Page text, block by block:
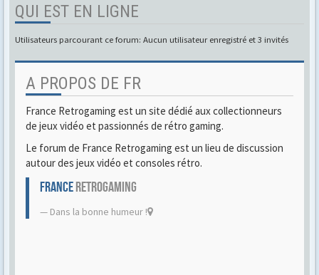
QUI EST EN LIGNE
Utilisateurs parcourant ce forum: Aucun utilisateur enregistré et 3 invités
A PROPOS DE FR
France Retrogaming est un site dédié aux collectionneurs
de jeux vidéo et passionnés de rétro gaming.
Le forum de France Retrogaming est un lieu de discussion
autour des jeux vidéo et consoles rétro.
FRANCERETROGAMING
Dans la bonne humeur !